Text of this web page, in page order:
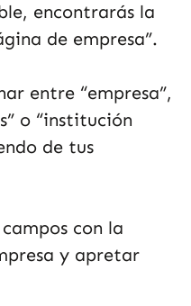
encontrarás la
de empresa”.
entre “empresa”,
o “institución
de tus
con la
y apretar